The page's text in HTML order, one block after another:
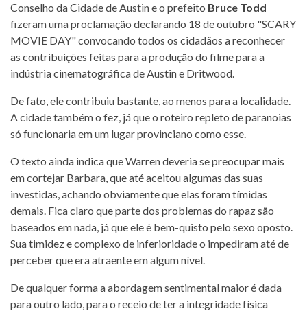
Conselho da Cidade de Austin e o prefeito Bruce Todd
fizeram uma proclamação declarando 18 de outubro "SCARY
MOVIE DAY" convocando todos os cidadãos a reconhecer
as contribuições ​​feitas para a produção do filme para a
indústria cinematográfica de Austin e Dritwood.
De fato, ele contribuiu bastante, ao menos para a localidade.
A cidade também o fez, já que o roteiro repleto de paranoias
só funcionaria em um lugar provinciano como esse.
O texto ainda indica que Warren deveria se preocupar mais
em cortejar Barbara, que até aceitou algumas das suas
investidas, achando obviamente que elas foram tímidas
demais. Fica claro que parte dos problemas do rapaz são
baseados em nada, já que ele é bem-quisto pelo sexo oposto.
Sua timidez e complexo de inferioridade o impediram até de
perceber que era atraente em algum nível.
De qualquer forma a abordagem sentimental maior é dada
para outro lado, para o receio de ter a integridade física